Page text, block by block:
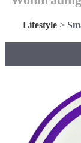
Lifestyle >